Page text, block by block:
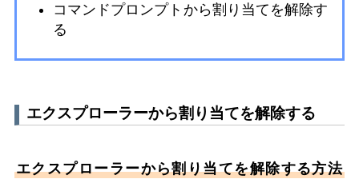
コマンドプロンプトから割り当てを解除す
る
エクスプローラーから割り当てを解除する
エクスプローラーから割り当てを解除する方法